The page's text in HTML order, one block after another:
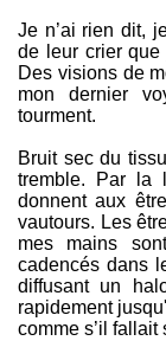
Je n’ai rien dit,
de leur crier
Des visions de
mon dernier
tourment.
Bruit sec du
tremble. Par la
donnent aux
vautours. Les
mes mains
cadencés dans
diffusant un
rapidement
comme s’il fallait